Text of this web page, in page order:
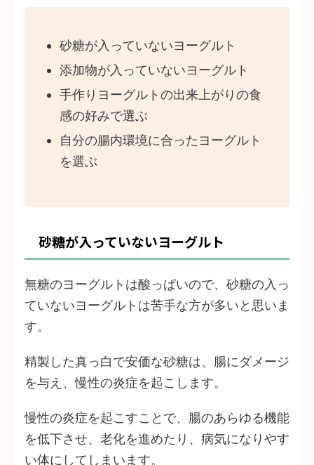
砂糖が入っていないヨーグルト
添加物が入っていないヨーグルト
手作りヨーグルトの出来上がりの食
感の好みで選ぶ
自分の腸内環境に合ったヨーグルト
を選ぶ
砂糖が入っていないヨーグルト
無糖のヨーグルトは酸っぱいので、砂糖の入っ
ていないヨーグルトは苦手な方が多いと思いま
す。
精製した真っ白で安価な砂糖は、腸にダメージ
を与え、慢性の炎症を起こします。
慢性の炎症を起こすことで、腸のあらゆる機能
を低下させ、老化を進めたり、病気になりやす
い体にしてしまいます。